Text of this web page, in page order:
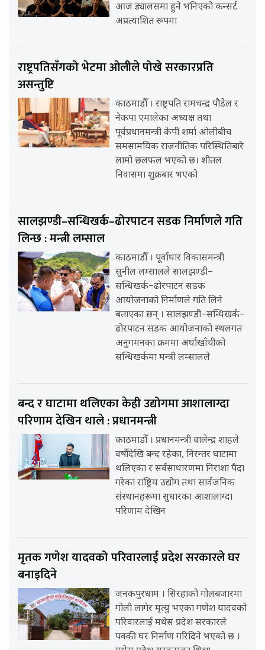
आज ड्यालसमा हुने भनिएको कन्सर्ट
अप्रत्याशित रूपमा
राष्ट्रपतिसँगको भेटमा ओलीले पोखे सरकारप्रति
असन्तुष्टि
काठमाडौँ । राष्ट्रपति रामचन्द्र पौडेल र
नेकपा एमालेका अध्यक्ष तथा
पूर्वप्रधानमन्त्री केपी शर्मा ओलीबीच
समसामयिक राजनीतिक परिस्थितिबारे
लामो छलफल भएको छ। शीतल
निवासमा शुक्रबार भएको
सालझण्डी–सन्धिखर्क–ढोरपाटन सडक निर्माणले गति
लिन्छ : मन्त्री लम्साल
काठमाडौँ । पूर्वाधार विकासमन्त्री
सुनील लम्सालले सालझण्डी–
सन्धिखर्क–ढोरपाटन सडक
आयोजनाको निर्माणले गति लिने
बताएका छन् । सालझण्डी–सन्धिखर्क–
ढोरपाटन सडक आयोजनाको स्थलगत
अनुगमनका क्रममा अर्घाखाँचीको
सन्धिखर्कमा मन्त्री लम्सालले
बन्द र घाटामा थलिएका केही उद्योगमा आशालाग्दा
परिणाम देखिन थाले : प्रधानमन्त्री
काठमाडौँ । प्रधानमन्त्री वालेन्द्र शाहले
वर्षौंदेखि बन्द रहेका, निरन्तर घाटामा
थलिएका र सर्वसाधारणमा निराशा पैदा
गरेका राष्ट्रिय उद्योग तथा सार्वजनिक
संस्थानहरूमा सुधारका आशालाग्दा
परिणाम देखिन
मृतक गणेश यादवको परिवारलाई प्रदेश सरकारले घर
बनाइदिने
जनकपुरधाम । सिरहाको गोलबजारमा
गोली लागेर मृत्यु भएका गणेश यादवको
परिवारलाई मधेस प्रदेश सरकारले
पक्की घर निर्माण गरिदिने भएको छ ।